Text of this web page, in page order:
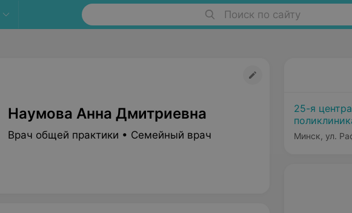
Поиск по сайту
Наумова Анна Дмитриевна
Врач общей практики • Семейный врач
25-я
Минска
Минск, ул.